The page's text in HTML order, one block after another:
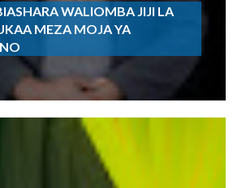
WALIOMBA JIJI LA
MEZA MOJA YA